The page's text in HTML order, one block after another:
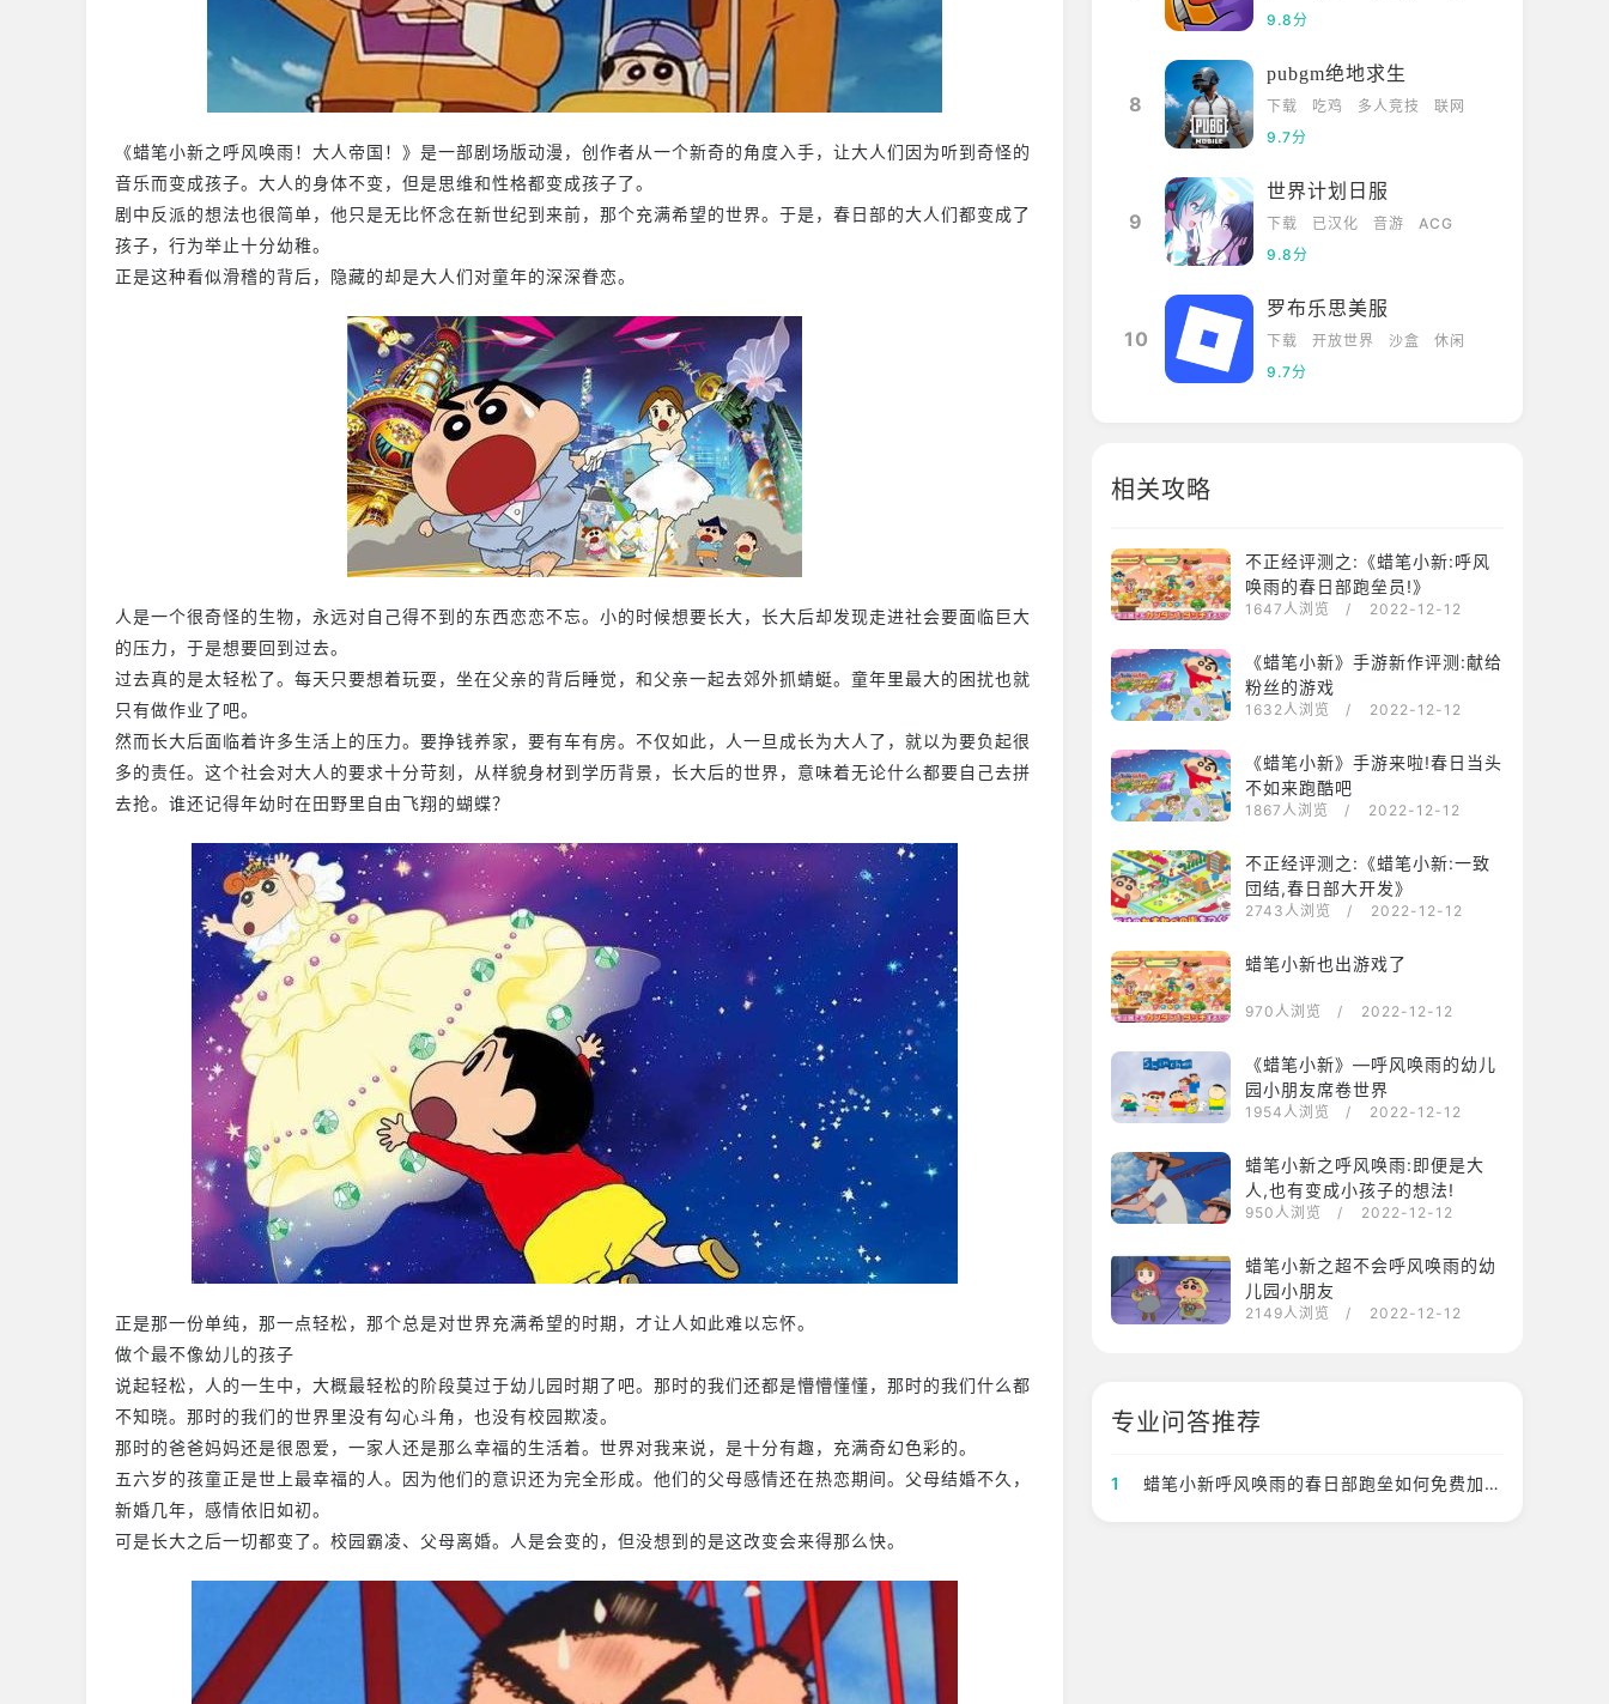
《蜡笔小新之呼风唤雨！大人帝国！》是一部剧场版动漫，创作者从一个新奇的角度入手，让大人们因为听到奇怪的
音乐而变成孩子。大人的身体不变，但是思维和性格都变成孩子了。
剧中反派的想法也很简单，他只是无比怀念在新世纪到来前，那个充满希望的世界。于是，春日部的大人们都变成了
孩子，行为举止十分幼稚。
正是这种看似滑稽的背后，隐藏的却是大人们对童年的深深眷恋。
人是一个很奇怪的生物，永远对自己得不到的东西恋恋不忘。小的时候想要长大，长大后却发现走进社会要面临巨大
的压力，于是想要回到过去。
过去真的是太轻松了。每天只要想着玩耍，坐在父亲的背后睡觉，和父亲一起去郊外抓蜻蜓。童年里最大的困扰也就
只有做作业了吧。
然而长大后面临着许多生活上的压力。要挣钱养家，要有车有房。不仅如此，人一旦成长为大人了，就以为要负起很
多的责任。这个社会对大人的要求十分苛刻，从样貌身材到学历背景，长大后的世界，意味着无论什么都要自己去拼
去抢。谁还记得年幼时在田野里自由飞翔的蝴蝶？
正是那一份单纯，那一点轻松，那个总是对世界充满希望的时期，才让人如此难以忘怀。
做个最不像幼儿的孩子
说起轻松，人的一生中，大概最轻松的阶段莫过于幼儿园时期了吧。那时的我们还都是懵懵懂懂，那时的我们什么都
不知晓。那时的我们的世界里没有勾心斗角，也没有校园欺凌。
那时的爸爸妈妈还是很恩爱，一家人还是那么幸福的生活着。世界对我来说，是十分有趣，充满奇幻色彩的。
五六岁的孩童正是世上最幸福的人。因为他们的意识还为完全形成。他们的父母感情还在热恋期间。父母结婚不久，
新婚几年，感情依旧如初。
可是长大之后一切都变了。校园霸凌、父母离婚。人是会变的，但没想到的是这改变会来得那么快。
载
9.8分
8
pubgm绝地求生
下载 吃鸡 多人竞技
联网
9.7分
9
世界计划日服
下载 已汉化 音游
ACG
9.8分
10
罗布乐思美服
下载 开放世界 沙盒
休闲
9.7分
相关攻略
不正经评测之:《蜡笔小新:呼风
唤雨的春日部跑垒员!》
1647人浏览 / 2022-12-12
《蜡笔小新》手游新作评测:献给
粉丝的游戏
1632人浏览 / 2022-12-12
《蜡笔小新》手游来啦!春日当头
不如来跑酷吧
1867人浏览 / 2022-12-12
不正经评测之:《蜡笔小新:一致
団结,春日部大开发》
2743人浏览 / 2022-12-12
蜡笔小新也出游戏了
970人浏览 / 2022-12-12
《蜡笔小新》—呼风唤雨的幼儿
园小朋友席卷世界
1954人浏览 / 2022-12-12
蜡笔小新之呼风唤雨:即便是大
人,也有变成小孩子的想法!
950人浏览 / 2022-12-12
蜡笔小新之超不会呼风唤雨的幼
儿园小朋友
2149人浏览 / 2022-12-12
专业问答推荐
1 蜡笔小新呼风唤雨的春日部跑垒如何免费加速?